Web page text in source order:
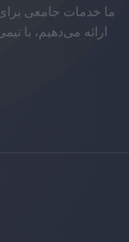
ما خدمات جامعی
ارائه می‌دهیم، با